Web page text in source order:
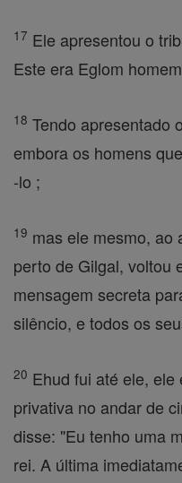
17 Ele apresentou o
Este era Eglom
18 Tendo apresentado
embora os homens
-lo ;
19 mas ele mesmo, ao
perto de Gilgal, voltou
mensagem secreta
silêncio, e todos os
20 Ehud fui até ele,
privativa no andar de
disse: "Eu tenho uma
rei. A última